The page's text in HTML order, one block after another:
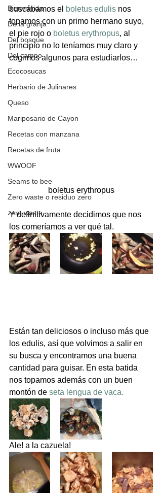
Bienvenida
De la granja
Del bosque
Del campo
Ecocosucas
Herbario de Julinares
Queso
Mariposario de Cayon
Recetas con manzana
Recetas de fruta
WWOOF
Seams to bee
Zero waste o residuo zero
zero waste
buscábamos el boletus edulis nos
topamos con un primo hermano suyo,
el pie rojo o boletus erythropus, al
principio no lo teníamos muy claro y
cogimos algunos para estudiarlos…
boletus erythropus
Y definitivamente decidimos que nos
los comeríamos a ver qué tal.
Están tan deliciosos o incluso más que
los edulis, así que volvimos a salir en
su busca y encontramos una buena
cantidad para guisar. En esta batida
nos topamos además con un buen
montón de seta lengua de vaca.
Ale! a la cazuela!